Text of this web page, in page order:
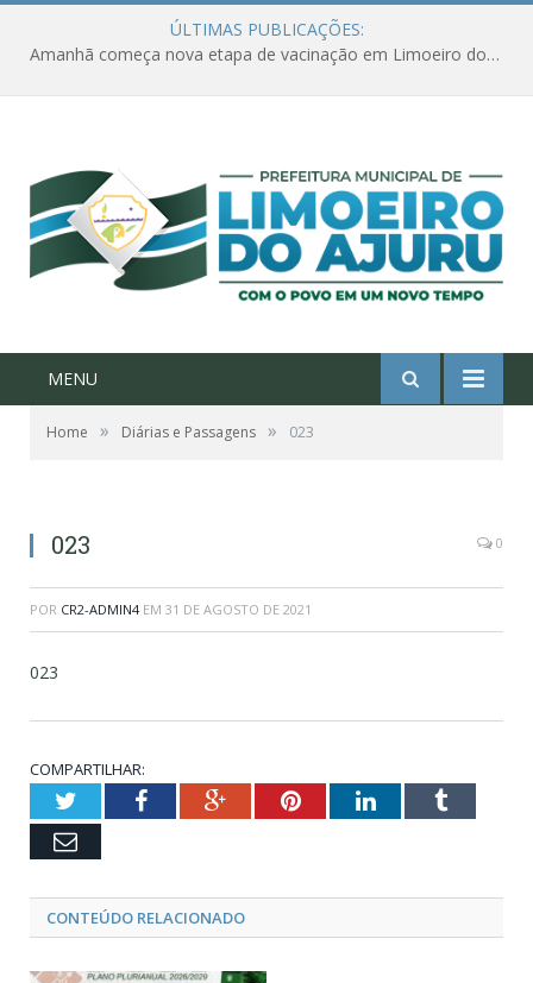
ÚLTIMAS PUBLICAÇÕES:
Amanhã começa nova etapa de vacinação em Limoeiro do Ajuru para idosos com 65 ou mais
MENU
Home » Diárias e Passagens » 023
023 0
POR CR2-ADMIN4 EM 31 DE AGOSTO DE 2021
023
COMPARTILHAR:
TwitterFacebookGoogle+PinterestLinkedInTumblr
Email
CONTEÚDO RELACIONADO